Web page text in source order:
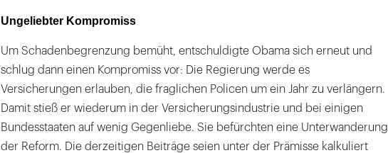
Ungeliebter Kompromiss
Um Schadenbegrenzung bemüht, entschuldigte Obama sich erneut und
schlug dann einen Kompromiss vor: Die Regierung werde es
Versicherungen erlauben, die fraglichen Policen um ein Jahr zu verlängern.
Damit stieß er wiederum in der Versicherungsindustrie und bei einigen
Bundesstaaten auf wenig Gegenliebe. Sie befürchten eine Unterwanderung
der Reform. Die derzeitigen Beiträge seien unter der Prämisse kalkuliert